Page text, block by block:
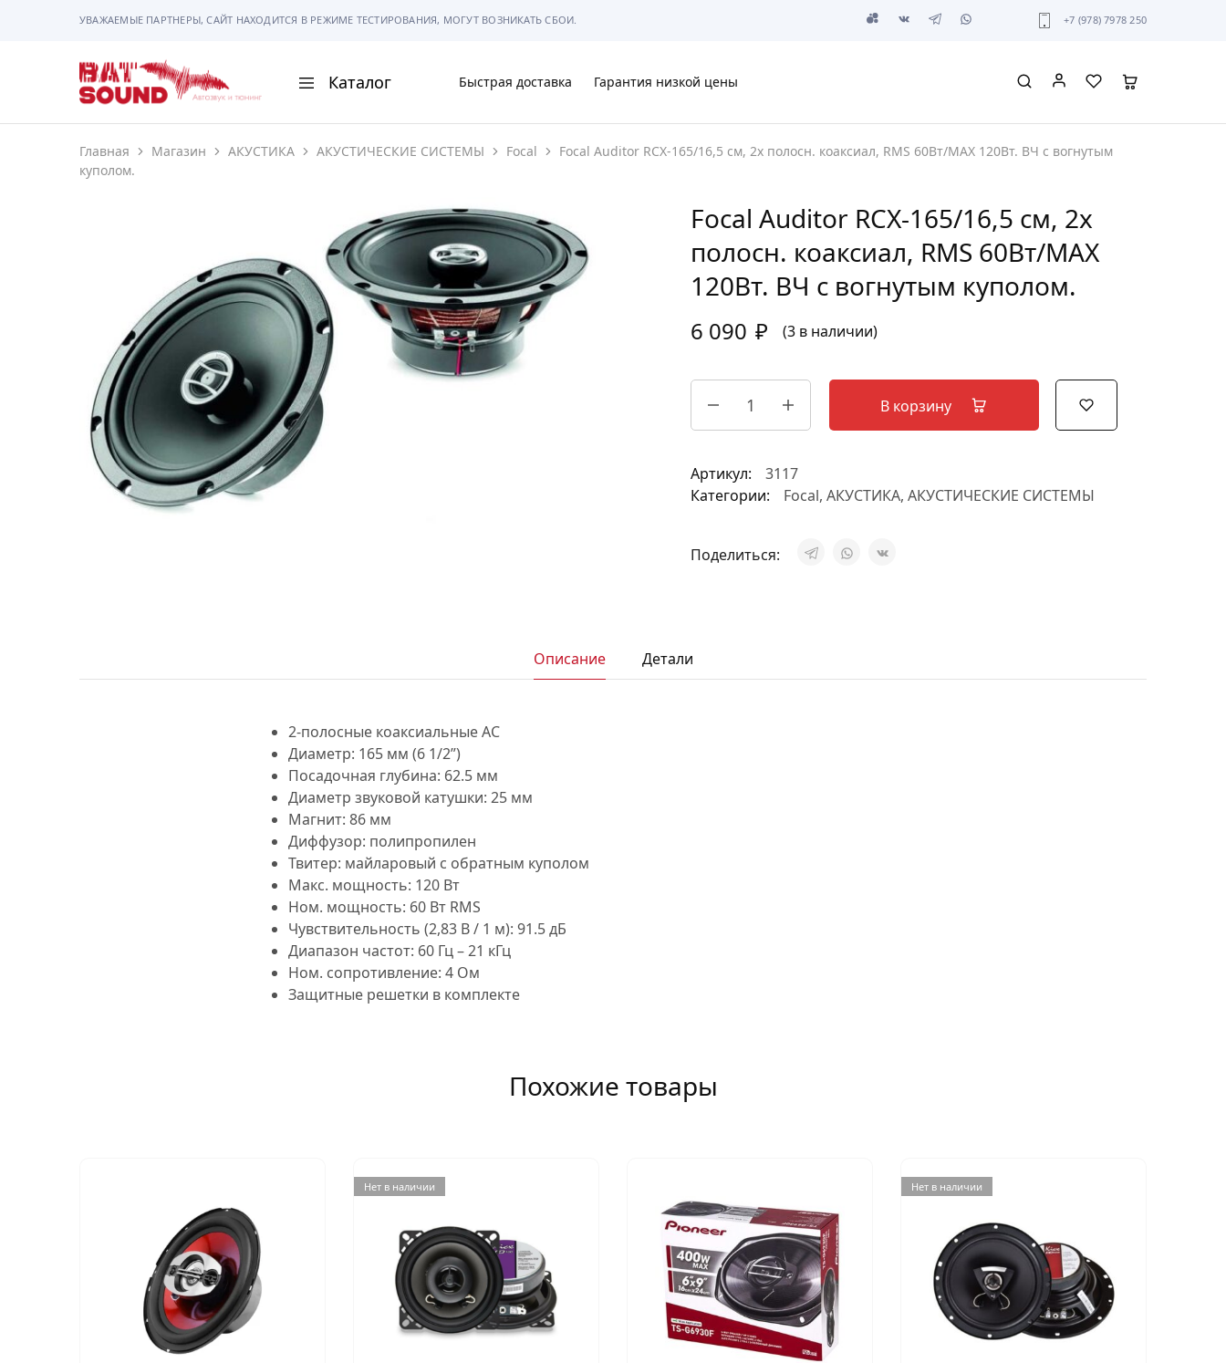
УВАЖАЕМЫЕ ПАРТНЕРЫ, САЙТ НАХОДИТСЯ В РЕЖИМЕ ТЕСТИРОВАНИЯ, МОГУТ ВОЗНИКАТЬ СБОИ. +7 (978) 7978 250
BAT
Sound
Каталог
АВТОМАГНИТОЛЫ
АКУСТИКА
РАМКИ И РАЗЪЕМЫ
ГАДЖЕТЫ
СИГНАЛИЗАЦИИ
ПОМОЩЬ ПРИ ПАРКОВКЕ
МУЗЫКАЛЬНЫЕ АКСЕССУАРЫ
АВТОУСИЛИТЕЛИ
Быстрая доставка Гарантия низкой цены
Главная Магазин АКУСТИКА АКУСТИЧЕСКИЕ СИСТЕМЫ Focal
Focal Auditor RCX-165/16,5 см, 2х полосн. коаксиал, RMS 60Вт/МАХ 120Вт. ВЧ с вогнутым
куполом.
Focal Auditor RCX-165/16,5 см, 2х
полосн. коаксиал, RMS 60Вт/МАХ
120Вт. ВЧ с вогнутым куполом.
6 090 ₽ (3 в наличии)
В корзину
Артикул:
3117
Категории:
Focal, АКУСТИКА, АКУСТИЧЕСКИЕ СИСТЕМЫ
Поделиться:
Описание Детали
2-полосные коаксиальные АС
Диаметр: 165 мм (6 1/2”)
Посадочная глубина: 62.5 мм
Диаметр звуковой катушки: 25 мм
Магнит: 86 мм
Диффузор: полипропилен
Твитер: майларовый с обратным куполом
Макс. мощность: 120 Вт
Ном. мощность: 60 Вт RMS
Чувствительность (2,83 В / 1 м): 91.5 дБ
Диапазон частот: 60 Гц – 21 кГц
Ном. сопротивление: 4 Ом
Защитные решетки в комплекте
Похожие товары
Нет в наличии Нет в наличии